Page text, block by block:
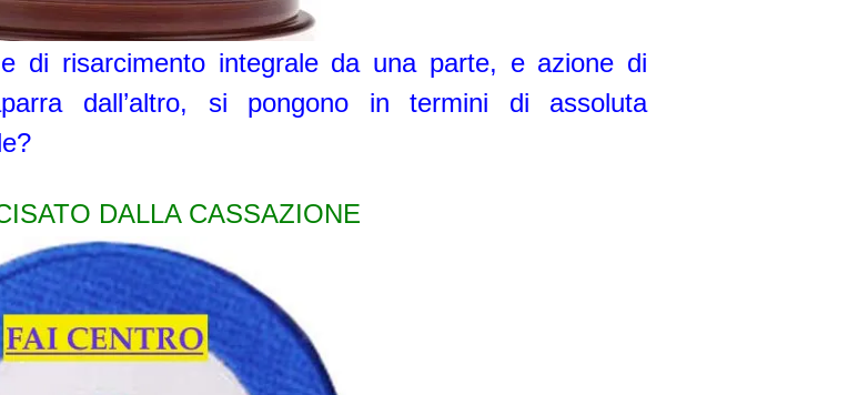
di risarcimento integrale da una parte, e azione di
dall’altro, si pongono in termini di assoluta
DALLA CASSAZIONE